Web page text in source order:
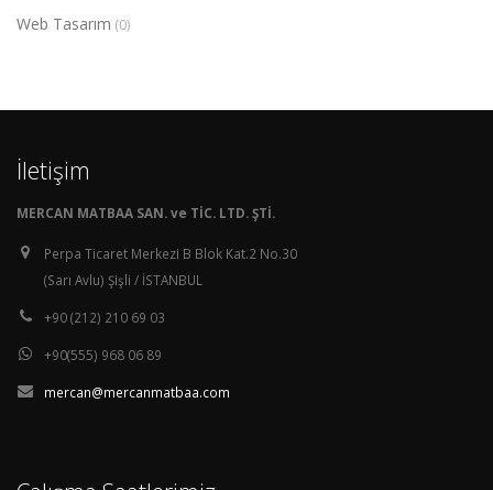
Web Tasarım (0)
İletişim
MERCAN MATBAA SAN. ve TİC. LTD. ŞTİ.
Perpa Ticaret Merkezi B Blok Kat.2 No.30
(Sarı Avlu) Şişli / İSTANBUL
+90 (212) 210 69 03
+90(555) 968 06 89
mercan@mercanmatbaa.com